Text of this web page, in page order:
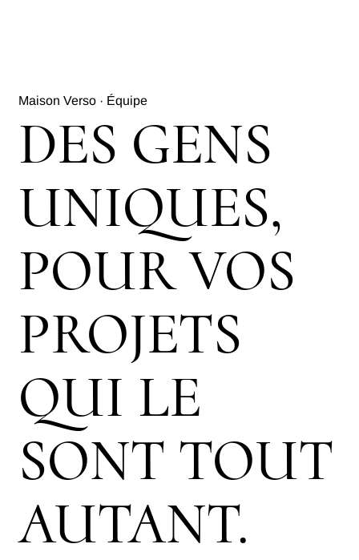
Maison Verso · Équipe
DES GENS
UNIQUES,
POUR VOS
PROJETS
QUI LE
SONT TOUT
AUTANT.